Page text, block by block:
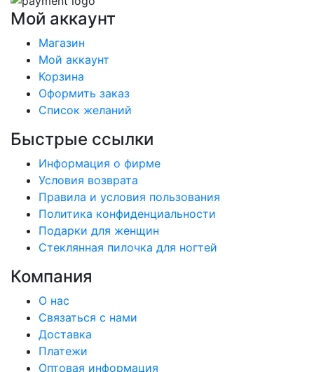
Мой аккаунт
Магазин
Мой аккаунт
Корзина
Оформить заказ
Список желаний
Быстрые ссылки
Информация о фирме
Условия возврата
Правила и условия пользования
Политика конфиденциальности
Подарки для женщин
Стеклянная пилочка для ногтей
Компания
О нас
Связаться с нами
Доставка
Платежи
Оптовая информация